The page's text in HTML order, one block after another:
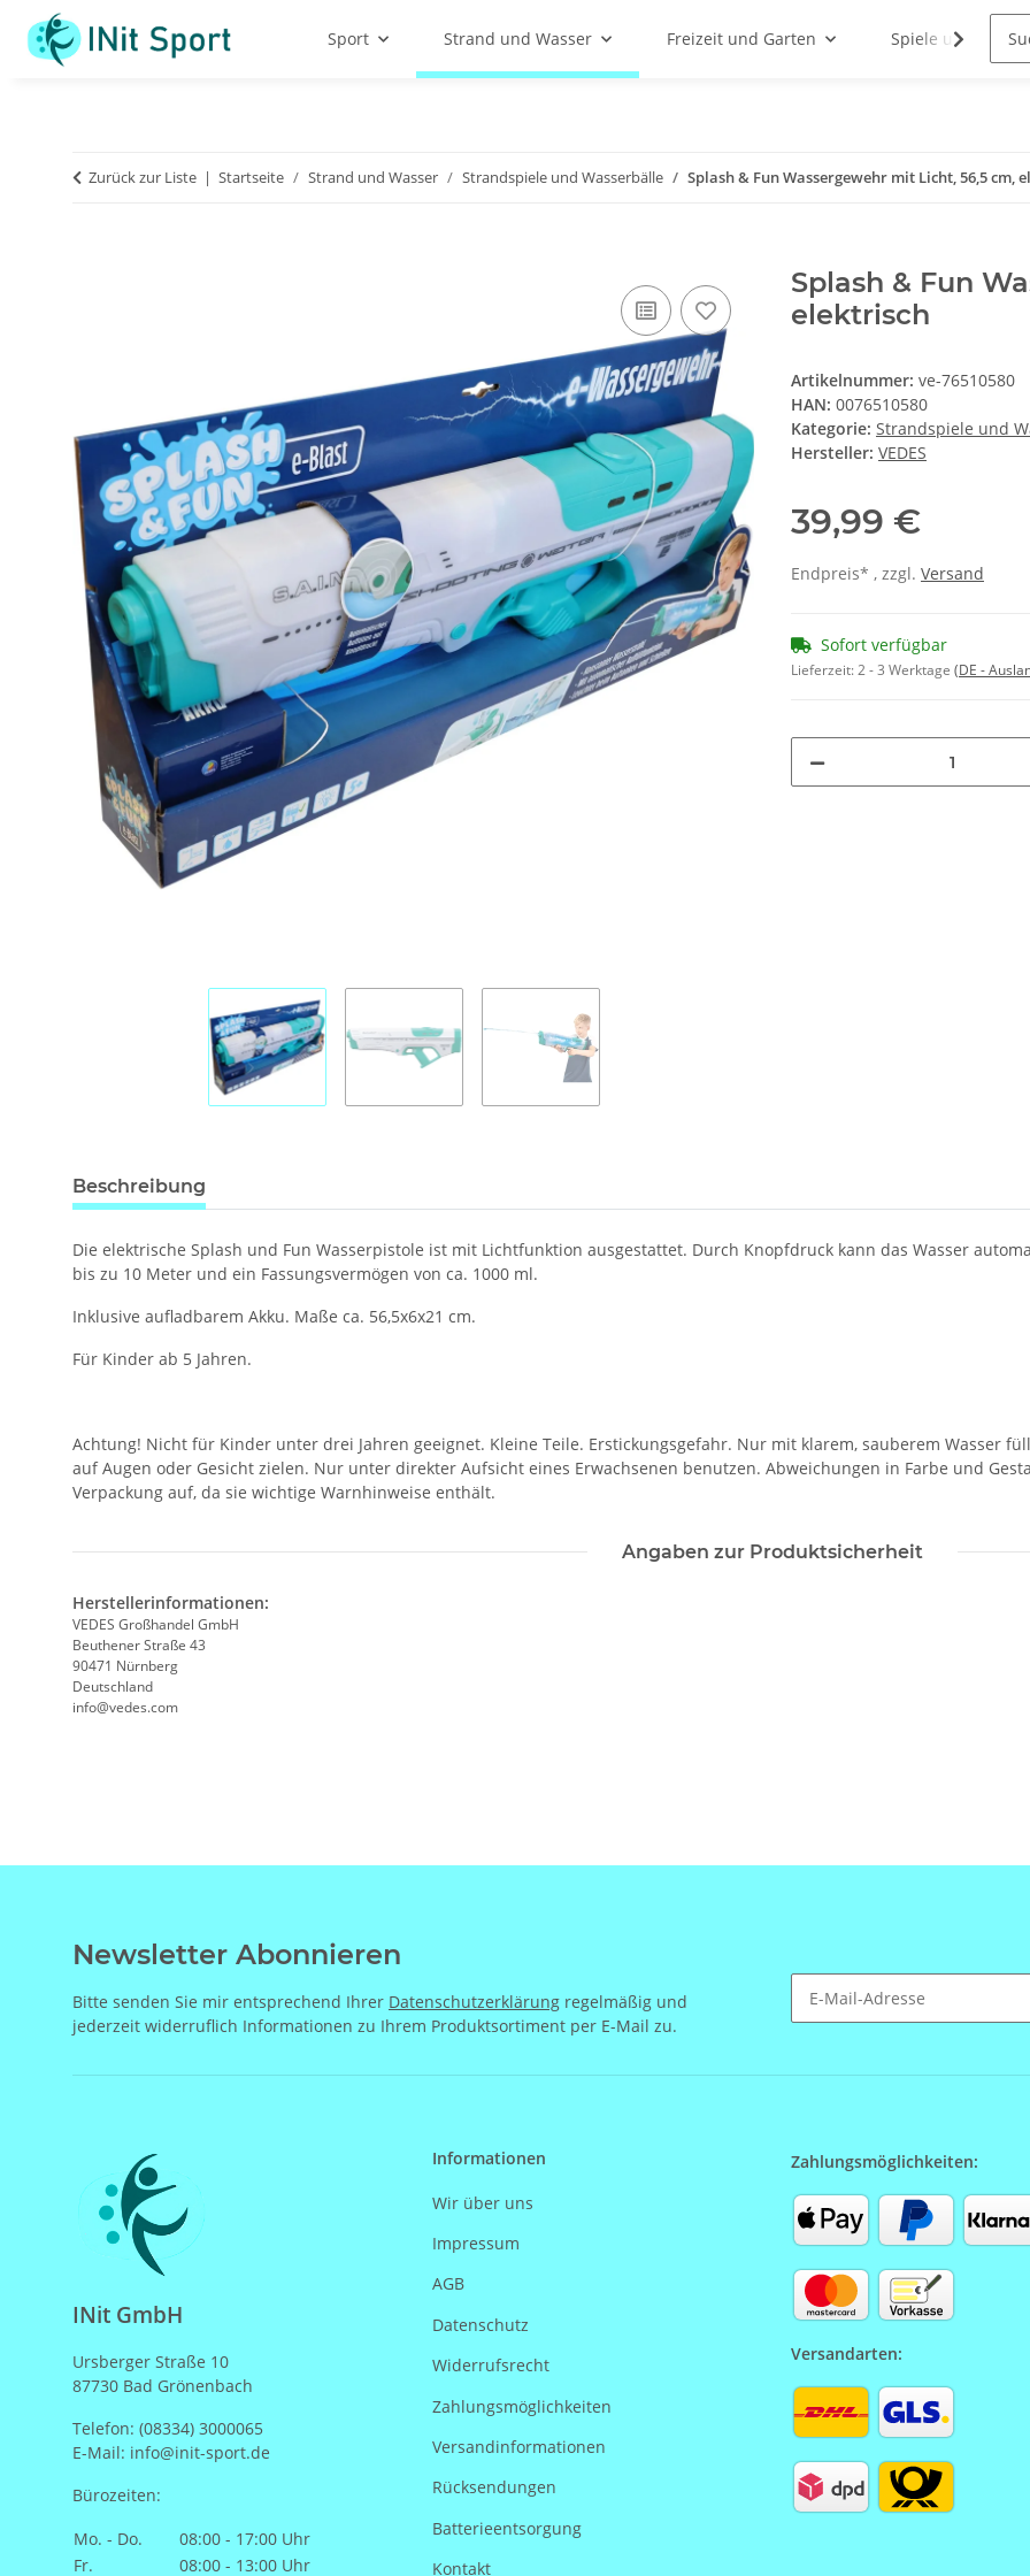
Sport Strand und Wasser Freizeit und Garten Spiele und Indoor
Zurück zur Liste Startseite Strand und Wasser Strandspiele und Wasserbälle Splash & Fun Wassergewehr mit Licht, 56,5 cm,
Splash & Fun
elektrisch
Artikelnummer: ve-76510580
HAN: 0076510580
Kategorie: Strandspiele und
Hersteller: VEDES
39,99 €
Endpreis* , zzgl. Versand
Sofort verfügbar
Lieferzeit:2 - 3 Werktage (DE -
Beschreibung
Die elektrische Splash und Fun Wasserpistole ist mit Lichtfunktion ausgestattet. Durch Knopfdruck kann das Wasser
bis zu 10 Meter und ein Fassungsvermögen von ca. 1000 ml.
Inklusive aufladbarem Akku. Maße ca. 56,5x6x21 cm.
Für Kinder ab 5 Jahren.
Achtung! Nicht für Kinder unter drei Jahren geeignet. Kleine Teile. Erstickungsgefahr. Nur mit klarem, sauberem Wasser
auf Augen oder Gesicht zielen. Nur unter direkter Aufsicht eines Erwachsenen benutzen. Abweichungen in Farbe und
Verpackung auf, da sie wichtige Warnhinweise enthält.
Angaben zur Produktsicherheit
Herstellerinformationen:
VEDES Großhandel GmbH
Beuthener Straße 43
90471 Nürnberg
Deutschland
info@vedes.com
Newsletter Abonnieren
Bitte senden Sie mir entsprechend Ihrer Datenschutzerklärung regelmäßig und
jederzeit widerruflich Informationen zu Ihrem Produktsortiment per E-Mail zu.
INit GmbH
Ursberger Straße 10
87730 Bad Grönenbach
Telefon: (08334) 3000065
E-Mail: info@init-sport.de
Bürozeiten:
Mo. - Do.
08:00 - 17:00 Uhr
Fr.
08:00 - 13:00 Uhr
Informationen
Wir über uns
Impressum
AGB
Datenschutz
Widerrufsrecht
Zahlungsmöglichkeiten
Versandinformationen
Rücksendungen
Batterieentsorgung
Kontakt
Zahlungsmöglichkeiten:
Versandarten: